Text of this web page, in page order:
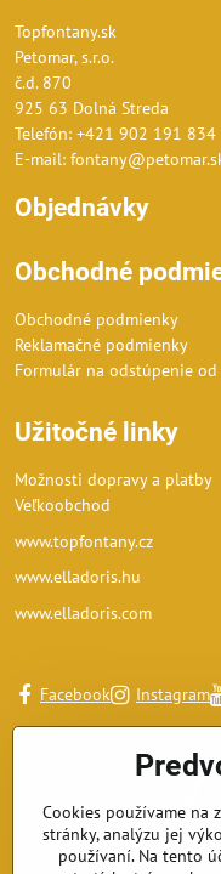
Topfontany.sk
Petomar, s.r.o.
č.d. 870
925 63 Dolná Streda
Telefón: +421 902 191 834
E-mail:
Objednávky
Obchodné
Obchodné podmienky
Reklamačné podmienky
Formulár na odstúpenie
Užitočné linky
Možnosti dopravy a platby
Veľkoobchod
www.topfontany.cz
www.elladoris.hu
www.elladoris.com
Facebook Instagram
Cookies používame na
stránky, analýzu jej
používaní. Na tento